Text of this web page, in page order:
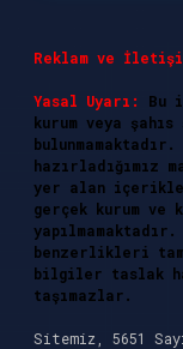
Reklam ve
Yasal Uyarı:
Bu
kurum veya
hazırladığımız
yer alan
gerçek kurum ve
benzerlikleri
bilgiler taslak
taşımazlar.
Sitemiz, 5651